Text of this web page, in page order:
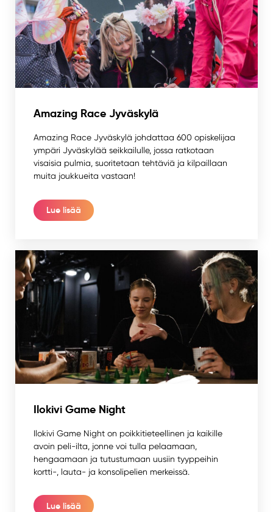
Amazing Race Jyväskylä
Amazing Race Jyväskylä johdattaa 600 opiskelijaa
ympäri Jyväskylää seikkailulle, jossa ratkotaan
visaisia pulmia, suoritetaan tehtäviä ja kilpaillaan
muita joukkueita vastaan!
Lue lisää
Ilokivi Game Night
Ilokivi Game Night on poikkitieteellinen ja kaikille
avoin peli-ilta, jonne voi tulla pelaamaan,
hengaamaan ja tutustumaan uusiin tyyppeihin
kortti-, lauta- ja konsolipelien merkeissä.
Lue lisää